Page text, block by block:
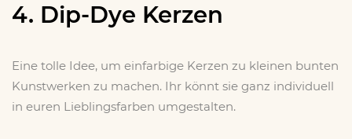
4. Dip-Dye Kerzen
Eine tolle Idee, um einfarbige Kerzen zu kleinen bunten
Kunstwerken zu machen. Ihr könnt sie ganz individuell
in euren Lieblingsfarben umgestalten.